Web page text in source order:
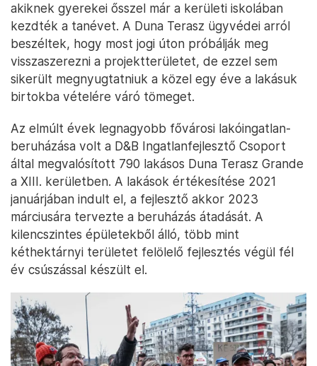
akiknek gyerekei ősszel már a kerületi iskolában
kezdték a tanévet. A Duna Terasz ügyvédei arról
beszéltek, hogy most jogi úton próbálják meg
visszaszerezni a projektterületet, de ezzel sem
sikerült megnyugtatniuk a közel egy éve a lakásuk
birtokba vételére váró tömeget.
Az elmúlt évek legnagyobb fővárosi lakóingatlan-
beruházása volt a D&B Ingatlanfejlesztő Csoport
által megvalósított 790 lakásos Duna Terasz Grande
a XIII. kerületben. A lakások értékesítése 2021
januárjában indult el, a fejlesztő akkor 2023
márciusára tervezte a beruházás átadását. A
kilencszintes épületekből álló, több mint
kéthektárnyi területet felölelő fejlesztés végül fél
év csúszással készült el.